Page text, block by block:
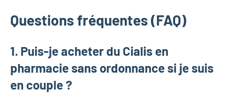
Questions fréquentes (FAQ)
1. Puis-je acheter du Cialis en
pharmacie sans ordonnance si je suis
en couple ?